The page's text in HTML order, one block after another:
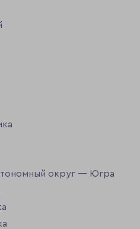
округ — Югра